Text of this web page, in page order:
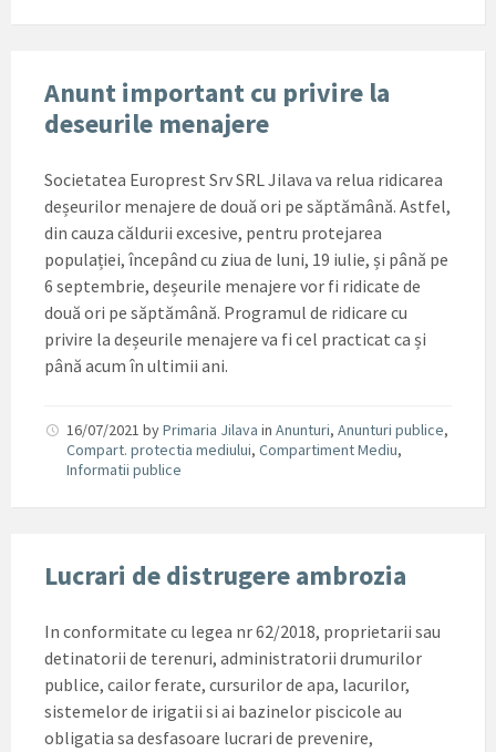
Anunt important cu privire la
deseurile menajere
Societatea Europrest Srv SRL Jilava va relua ridicarea
deșeurilor menajere de două ori pe săptămână. Astfel,
din cauza căldurii excesive, pentru protejarea
populației, începând cu ziua de luni, 19 iulie, și până pe
6 septembrie, deșeurile menajere vor fi ridicate de
două ori pe săptămână. Programul de ridicare cu
privire la deșeurile menajere va fi cel practicat ca și
până acum în ultimii ani.
16/07/2021 byPrimaria Jilava in Anunturi, Anunturi publice,
Compart. protectia mediului, Compartiment Mediu,
Informatii publice
Lucrari de distrugere ambrozia
In conformitate cu legea nr 62/2018, proprietarii sau
detinatorii de terenuri, administratorii drumurilor
publice, cailor ferate, cursurilor de apa, lacurilor,
sistemelor de irigatii si ai bazinelor piscicole au
obligatia sa desfasoare lucrari de prevenire,